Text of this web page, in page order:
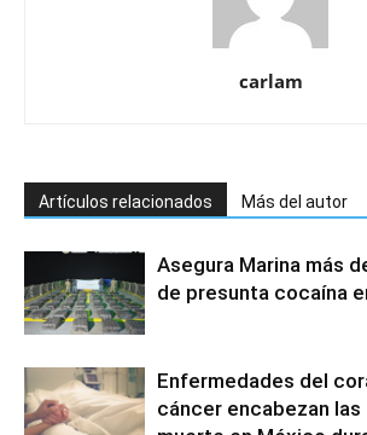
carlam
Artículos relacionados Más del autor
Asegura Marina más
de presunta cocaína
Enfermedades del
cáncer encabezan las